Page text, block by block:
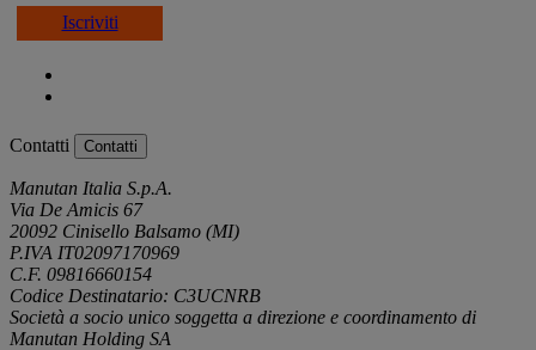
Iscriviti
Contatti Contatti
Manutan Italia S.p.A.
Via De Amicis 67
20092 Cinisello Balsamo (MI)
P.IVA IT02097170969
C.F. 09816660154
Codice Destinatario: C3UCNRB
Società a socio unico soggetta a direzione e coordinamento di
Manutan Holding SA